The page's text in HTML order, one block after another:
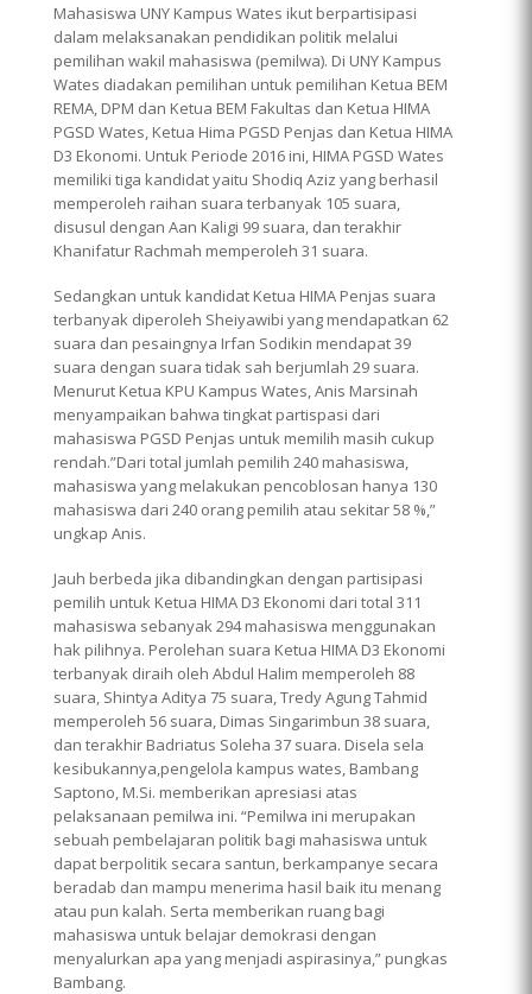
Mahasiswa UNY Kampus Wates ikut berpartisipasi
dalam melaksanakan pendidikan politik melalui
pemilihan wakil mahasiswa (pemilwa). Di UNY Kampus
Wates diadakan pemilihan untuk pemilihan Ketua BEM
REMA, DPM dan Ketua BEM Fakultas dan Ketua HIMA
PGSD Wates, Ketua Hima PGSD Penjas dan Ketua HIMA
D3 Ekonomi. Untuk Periode 2016 ini, HIMA PGSD Wates
memiliki tiga kandidat yaitu Shodiq Aziz yang berhasil
memperoleh raihan suara terbanyak 105 suara,
disusul dengan Aan Kaligi 99 suara, dan terakhir
Khanifatur Rachmah memperoleh 31 suara.
Sedangkan untuk kandidat Ketua HIMA Penjas suara
terbanyak diperoleh Sheiyawibi yang mendapatkan 62
suara dan pesaingnya Irfan Sodikin mendapat 39
suara dengan suara tidak sah berjumlah 29 suara.
Menurut Ketua KPU Kampus Wates, Anis Marsinah
menyampaikan bahwa tingkat partispasi dari
mahasiswa PGSD Penjas untuk memilih masih cukup
rendah.”Dari total jumlah pemilih 240 mahasiswa,
mahasiswa yang melakukan pencoblosan hanya 130
mahasiswa dari 240 orang pemilih atau sekitar 58 %,”
ungkap Anis.
Jauh berbeda jika dibandingkan dengan partisipasi
pemilih untuk Ketua HIMA D3 Ekonomi dari total 311
mahasiswa sebanyak 294 mahasiswa menggunakan
hak pilihnya. Perolehan suara Ketua HIMA D3 Ekonomi
terbanyak diraih oleh Abdul Halim memperoleh 88
suara, Shintya Aditya 75 suara, Tredy Agung Tahmid
memperoleh 56 suara, Dimas Singarimbun 38 suara,
dan terakhir Badriatus Soleha 37 suara. Disela sela
kesibukannya,pengelola kampus wates, Bambang
Saptono, M.Si. memberikan apresiasi atas
pelaksanaan pemilwa ini. “Pemilwa ini merupakan
sebuah pembelajaran politik bagi mahasiswa untuk
dapat berpolitik secara santun, berkampanye secara
beradab dan mampu menerima hasil baik itu menang
atau pun kalah. Serta memberikan ruang bagi
mahasiswa untuk belajar demokrasi dengan
menyalurkan apa yang menjadi aspirasinya,” pungkas
Bambang.